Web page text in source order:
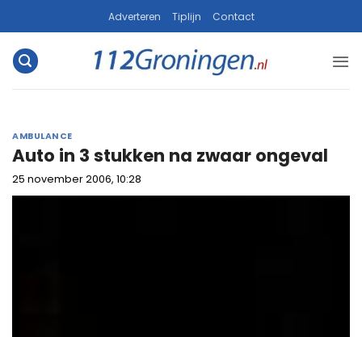
naar
inhoud
Adverteren Tiplijn Contact
AMBULANCE
Auto in 3 stukken na zwaar ongeval
25 november 2006, 10:28